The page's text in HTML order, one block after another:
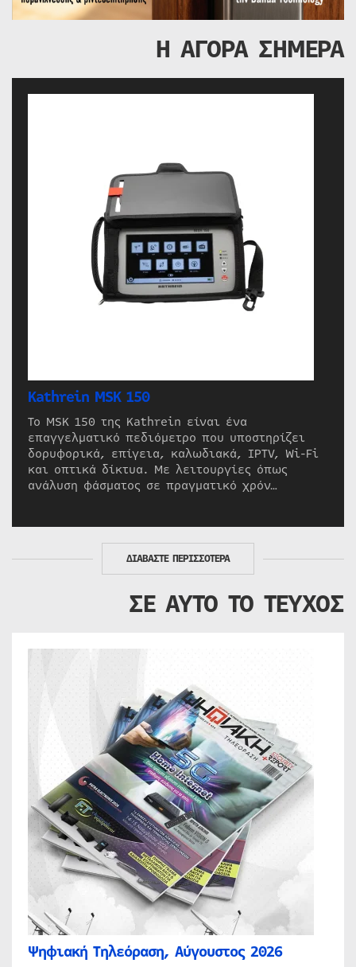
Η ΑΓΟΡΑ ΣΗΜΕΡΑ
Kathrein MSK 150
Το MSK 150 της Kathrein είναι ένα
επαγγελματικό πεδιόμετρο που υποστηρίζει
δορυφορικά, επίγεια, καλωδιακά, IPTV, Wi-Fi
και οπτικά δίκτυα. Με λειτουργίες όπως
ανάλυση φάσματος σε πραγματικό χρόν…
ΔΙΑΒΑΣΤΕ ΠΕΡΙΣΣΟΤΕΡΑ
ΣΕ ΑΥΤΟ ΤΟ ΤΕΥΧΟΣ
Ψηφιακή Τηλεόραση, Αύγουστος 2026